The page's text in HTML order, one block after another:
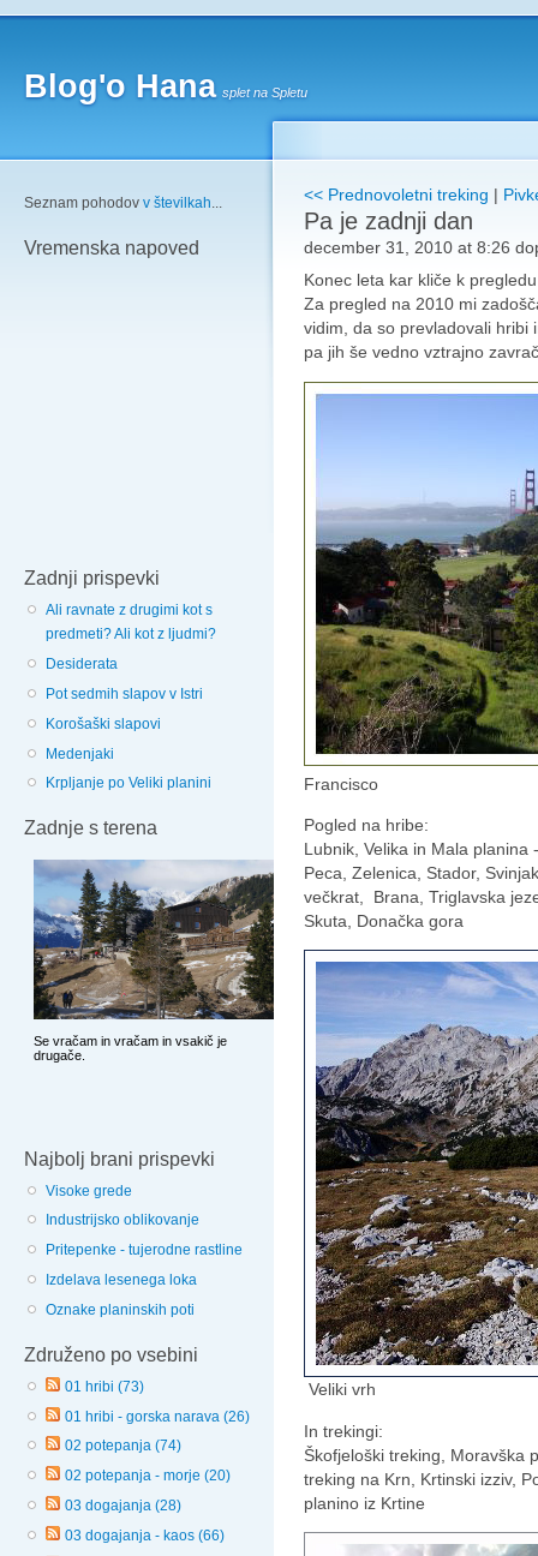
Blog'o Hana splet na Spletu
Seznam pohodov v številkah...
Vremenska napoved
Zadnji prispevki
Ali ravnate z drugimi kot s
predmeti? Ali kot z ljudmi?
Desiderata
Pot sedmih slapov v Istri
Korošaški slapovi
Medenjaki
Krpljanje po Veliki planini
Zadnje s terena
Najbolj brani prispevki
Visoke grede
Industrijsko oblikovanje
Pritepenke - tujerodne rastline
Izdelava lesenega loka
Oznake planinskih poti
Združeno po vsebini
01 hribi (73)
01 hribi - gorska narava (26)
02 potepanja (74)
02 potepanja - morje (20)
03 dogajanja (28)
03 dogajanja - kaos (66)
<< Prednovoletni treking |
Pa je zadnji dan
december 31, 2010 at 8:26
Konec leta kar kliče k
Za pregled na 2010 mi
vidim, da so prevladovali hribi
pa jih še vedno vztrajno
Francisco
Pogled na hribe:
Lubnik, Velika in Mala
Peca, Zelenica, Stador,
večkrat, Brana, Triglavska
Skuta, Donačka gora
Veliki vrh
In trekingi:
Škofjeloški treking, Moravška
treking na Krn, Krtinski izziv,
planino iz Krtine